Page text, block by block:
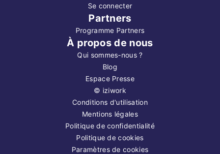
Se connecter
Partners
Programme Partners
À propos de nous
Qui sommes-nous ?
Blog
Espace Presse
© iziwork
Conditions d'utilisation
Mentions légales
Politique de confidentialité
Politique de cookies
Paramètres de cookies